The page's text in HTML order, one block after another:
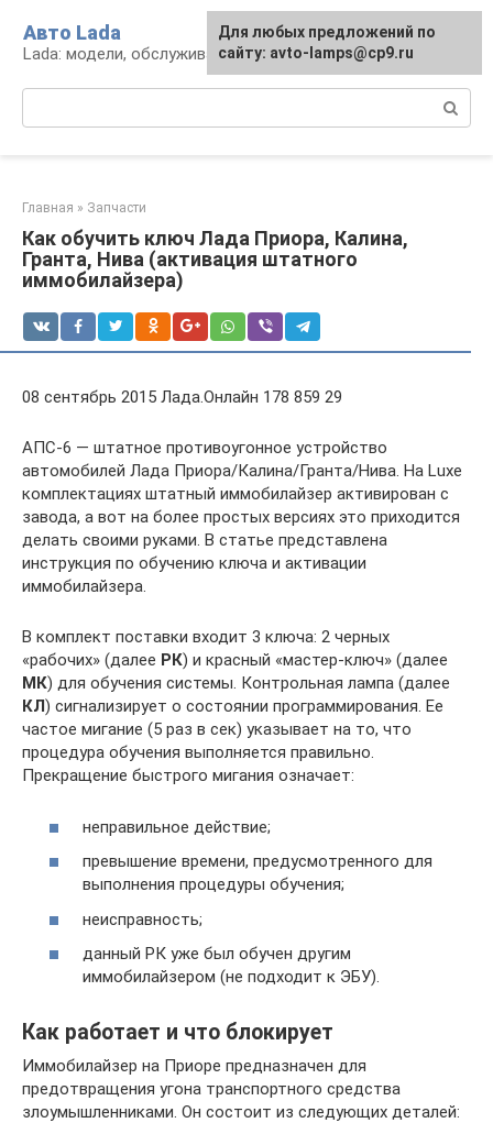
контенту
Авто Lada
Lada: модели, обслуживание, ремонт и тюнинг
Главная » Запчасти
Как обучить ключ Лада Приора, Калина,
Гранта, Нива (активация штатного
иммобилайзера)
08 сентябрь 2015 Лада.Онлайн 178 859 29
АПС-6 — штатное противоугонное устройство
автомобилей Лада Приора/Калина/Гранта/Нива. На Luxe
комплектациях штатный иммобилайзер активирован с
завода, а вот на более простых версиях это приходится
делать своими руками. В статье представлена
инструкция по обучению ключа и активации
иммобилайзера.
В комплект поставки входит 3 ключа: 2 черных
«рабочих» (далее РК) и красный «мастер-ключ» (далее
МК) для обучения системы. Контрольная лампа (далее
КЛ) сигнализирует о состоянии программирования. Ее
частое мигание (5 раз в сек) указывает на то, что
процедура обучения выполняется правильно.
Прекращение быстрого мигания означает:
неправильное действие;
превышение времени, предусмотренного для
выполнения процедуры обучения;
неисправность;
данный РК уже был обучен другим
иммобилайзером (не подходит к ЭБУ).
Как работает и что блокирует
Иммобилайзер на Приоре предназначен для
предотвращения угона транспортного средства
злоумышленниками. Он состоит из следующих деталей:
Для любых предложений по
сайту: avto-lamps@cp9.ru